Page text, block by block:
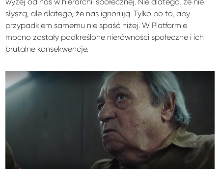
słyszą, ale dlatego, że nas ignorują. Tylko po to, aby
przypadkiem samemu nie spaść niżej. W Platformie
mocno zostały podkreślone nierówności społeczne i ich
brutalne konsekwencje.